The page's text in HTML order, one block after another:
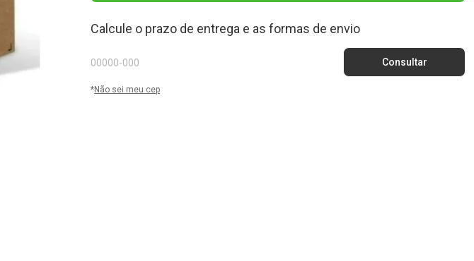
Calcule o prazo de entrega e as formas de envio
*Não sei meu cep